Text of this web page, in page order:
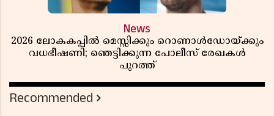
News
2026 ലോകകപ്പിൽ മെസ്സിക്കും റൊണാൾഡോയ്ക്കും
വധഭീഷണി; ഞെട്ടിക്കുന്ന പോലീസ് രേഖകൾ
പുറത്ത്
Recommended